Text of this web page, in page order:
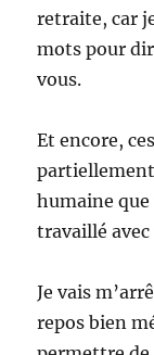
retraite, car
mots pour
vous.
Et encore,
humaine que
travaillé avec
Je vais
repos bien